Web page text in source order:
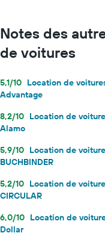
Notes des
de voitures
5,1/10 Location de
Advantage
8,2/10 Location de
Alamo
5,9/10 Location de
BUCHBINDER
5,2/10 Location de
CIRCULAR
6,0/10 Location de
Dollar